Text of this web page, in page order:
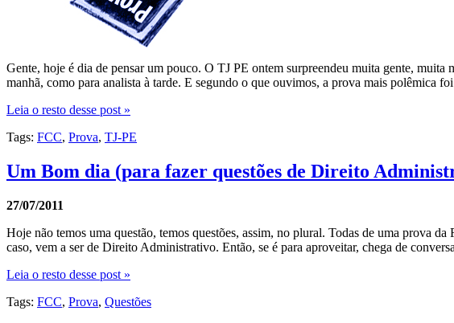
Gente, hoje é dia de pensar um pouco. O TJ PE ontem surpreendeu muita gente,
manhã, como para analista à tarde. E segundo o que ouvimos, a prova mais polêmica
Leia o resto desse post »
Tags: FCC, Prova, TJ-PE
Um Bom dia (para fazer questões de Direito
27/07/2011
Hoje não temos uma questão, temos questões, assim, no plural. Todas de uma prova
caso, vem a ser de Direito Administrativo. Então, se é para aproveitar, chega de
Leia o resto desse post »
Tags: FCC, Prova, Questões